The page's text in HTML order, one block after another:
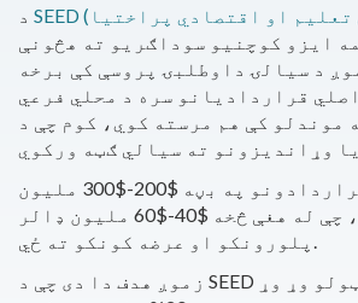
SEED (د عرضه کوونکي تعلیم او اقتصادي پراختیا)
ایزو کوچنیو سوداګریو ته هڅونې
د سیالۍ داوطلبۍ پروسې کې برخه
قراردادیانو سره د محلي فرعي
موندلو کې هم مرسته کوي، کوم چې د
موږ هر کال د قراردادونو په بڼه $200-$300 ملیون
ډالر ورکوو، چې له هغې څخه $40-$60 ملیون ډالر SEED
پلورونکو او عرضه کونکو ته ځي.
زموږ هدف دا دی چې د SEED پلورونکو ته د ټولو وړ وړ